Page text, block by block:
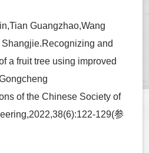
Guangzhao,Wang
and
a fruit tree using improved
of the Chinese Society of
129(参